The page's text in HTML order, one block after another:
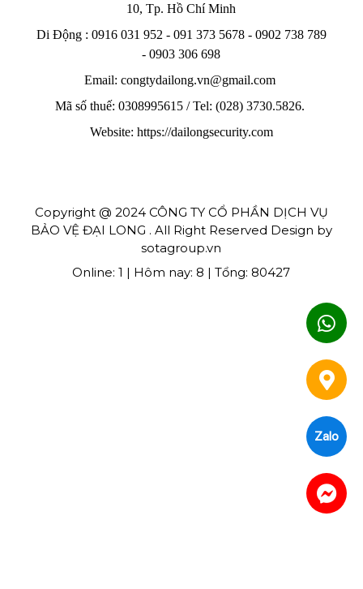
10, Tp. Hồ Chí Minh
Di Động : 0916 031 952 - 091 373 5678 - 0902 738 789
-0903 306 698
Email: congtydailong.vn@gmail.com
Mã số thuế: 0308995615 / Tel: (028) 3730.5826.
Website: https://dailongsecurity.com
Copyright @ 2024 CÔNG TY CỔ PHẦN DỊCH VỤ
BẢO VỆ ĐẠI LONG . All Right Reserved Design by
sotagroup.vn
Online: 1 | Hôm nay: 8 | Tổng: 80427
Zalo